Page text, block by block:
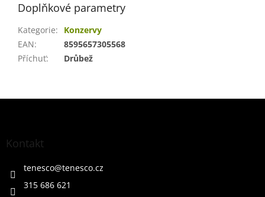
Doplňkové parametry
Kategorie:
Konzervy
EAN:
8595657305568
Příchuť: Drůbež
Z
Kontakt
tenesco@tenesco.cz
315 686 621